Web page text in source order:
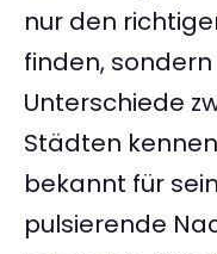
nur den
finden,
Unterschiede
Städten
bekannt für
pulsierende